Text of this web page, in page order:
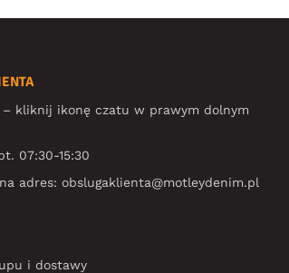
– kliknij ikonę czatu w prawym dolnym
07:30-15:30
adres:obslugaklienta@motleydenim.pl
i dostawy